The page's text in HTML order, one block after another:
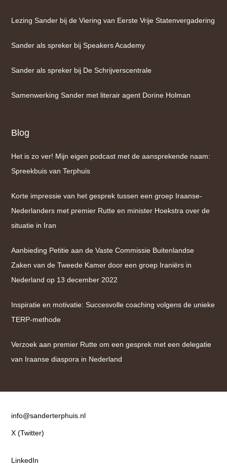
Lezing Sander bij de Viering van Eerste Vrije Statenvergadering
Sander als spreker bij Speakers Academy
Sander als spreker bij De Schrijverscentrale
Samenwerking Sander met literair agent Dorine Holman
Blog
Het is zo ver! Mijn eigen podcast met de aansprekende naam:
Spreekbuis van Terphuis
Korte impressie van het gesprek tussen een groep Iraanse-
Nederlanders met premier Rutte en minister Hoekstra over de
situatie in Iran
Aanbieding Petitie aan de Vaste Commissie Buitenlandse
Zaken van de Tweede Kamer door een groep Iraniërs in
Nederland op 13 december 2022
Inspiratie en motivatie: Succesvolle coaching volgens de unieke
TERP-methode
Verzoek aan premier Rutte om een gesprek met een delegatie
van Iraanse diaspora in Nederland
Contact
info@sanderterphuis.nl
X (Twitter)
LinkedIn